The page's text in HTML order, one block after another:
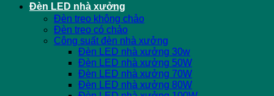
Đèn LED nhà xưởng
Đèn treo không chảo
Đèn treo có chảo
Công suất đèn nhà xưởng
Đèn LED nhà xưởng 30w
Đèn LED nhà xưởng 50W
Đèn LED nhà xưởng 70W
Đèn LED nhà xưởng 80W